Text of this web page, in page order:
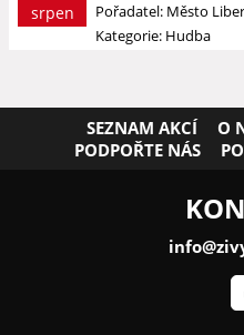
srpen
Pořadatel: Město
Kategorie: Hudba
SEZNAM AKCÍ O
PODPOŘTE NÁS